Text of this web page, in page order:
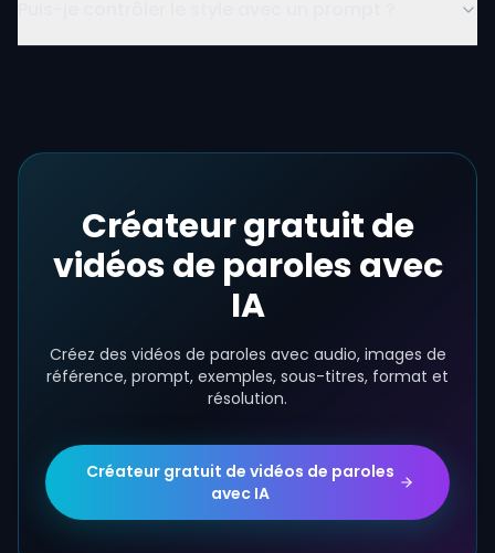
Créateur gratuit de
vidéos de paroles avec
IA
Créez des vidéos de paroles avec audio, images de
référence, prompt, exemples, sous-titres, format et
résolution.
Créateur gratuit de vidéos de paroles
avec IA